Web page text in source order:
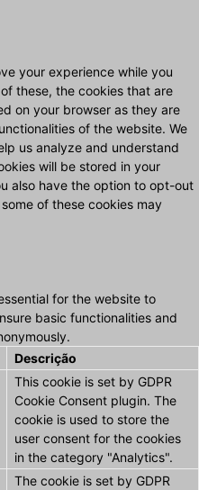
your experience while you
these, the cookies that are
on your browser as they are
of the website. We
us analyze and understand
will be stored in your
also have the option to opt-out
of these cookies may
for the website to
basic functionalities and
Descrição
This cookie is set by GDPR
Cookie Consent plugin. The
cookie is used to store the
user consent for the cookies
in the category "Analytics".
The cookie is set by GDPR